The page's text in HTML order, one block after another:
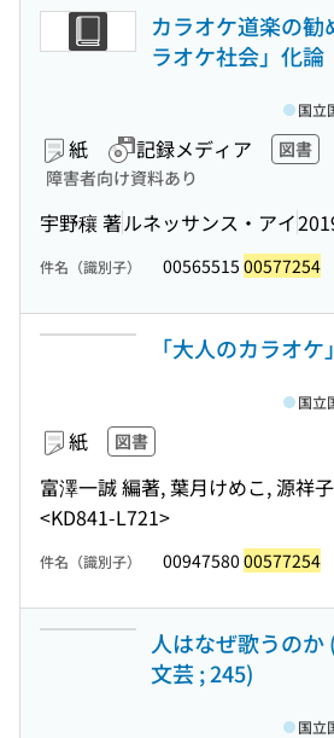
カラオケ道楽の勧
ラオケ社会」化論
紙 記録メディア
図書
障害者向け資料あり
宇野穰 著ルネッサンス・アイ
国立
件名（識別子） 00565515 00577254
「大人のカラオ
紙 図書
富澤一誠 編著, 葉月けめこ, 源祥
<KD841-L721>
国立
件名（識別子） 00947580 00577254
人はなぜ歌うのか
文芸 ; 245)
国立